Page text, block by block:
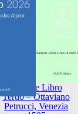
Frottole Libro
Tertio – Ottaviano
Petrucci, Venezia